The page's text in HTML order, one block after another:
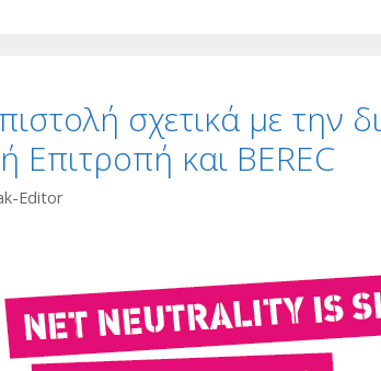
σχετικά με την
Επιτροπή και BEREC
Editor